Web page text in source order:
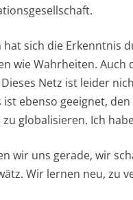
sich die Erkenntnis
wie Wahrheiten. Auch
Netz ist leider
ebenso geeignet,
globalisieren. Ich
wir uns gerade, wir
Wir lernen neu, zu